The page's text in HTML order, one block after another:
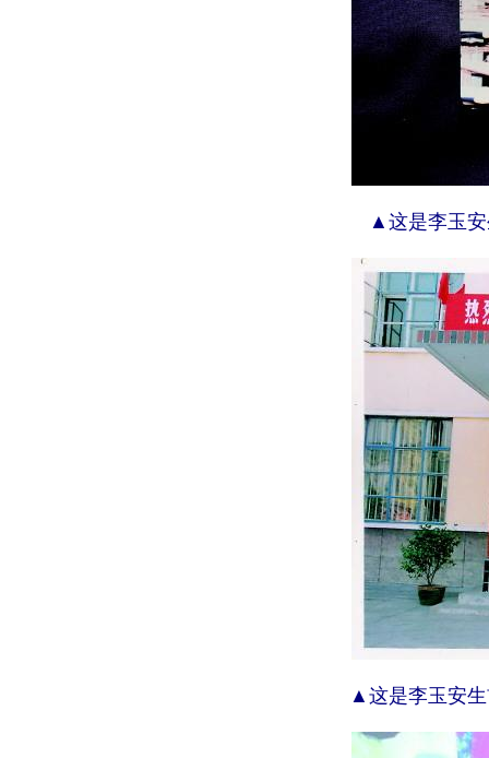
▲这是李玉安生
▲这是李玉安生